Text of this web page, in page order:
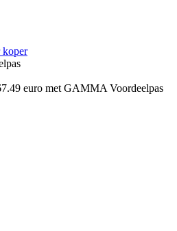
koper
euro met GAMMA Voordeelpas